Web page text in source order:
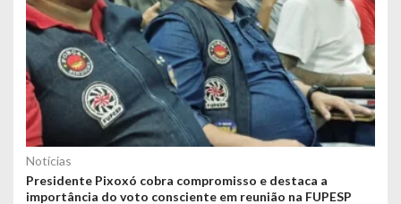
Notícias
Presidente Pixoxó cobra compromisso e destaca a
importância do voto consciente em reunião na FUPESP